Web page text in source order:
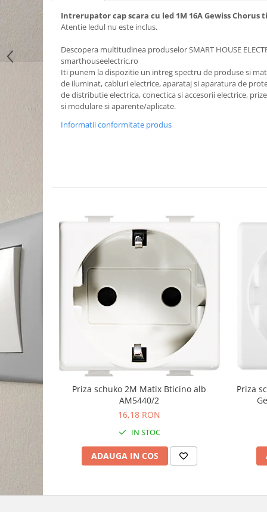
Intrerupator cap scara cu led 1M 16A Gewiss Chorus
Atentie ledul nu este inclus.
Descopera multitudinea produselor SMART HOUSE
smarthouseelectric.ro
Iti punem la dispozitie un intreg spectru de produse si
de iluminat, cabluri electrice, aparataj si aparatura de
de distributie electrica, conectica si accesorii electrice,
si modulare si aparente/aplicate.
Informatii conformitate produs
Priza schuko 2M Matix Bticino alb
AM5440/2
16,18 RON
IN STOC
ADAUGA IN COS
Priza